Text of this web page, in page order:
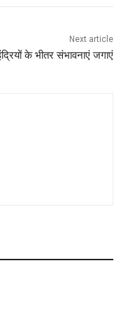
Next article
के भीतर संभावनाएं जगाएं